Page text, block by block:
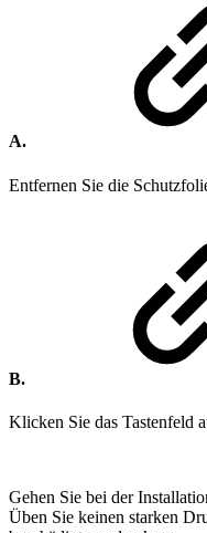
A.
Entfernen Sie die
B.
Klicken Sie das Tastenfeld
Gehen Sie bei der
Üben Sie keinen starken